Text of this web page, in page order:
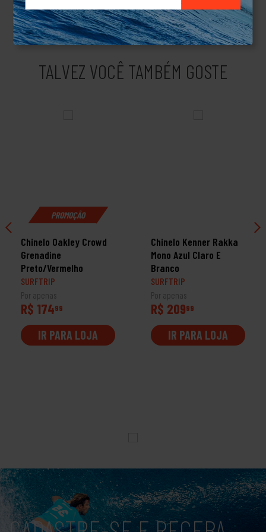
acessórios.Produto Original.
TALVEZ VOCÊ TAMBÉM GOSTE
PROMOÇÃO
Chinelo Oakley Crowd
Grenadine
Preto/Vermelho
SURFTRIP
Por apenas
R$ 17499
IR PARA LOJA
Chinelo Kenner Rakka
Mono Azul Claro E
Branco
SURFTRIP
Por apenas
R$ 20999
IR PARA LOJA